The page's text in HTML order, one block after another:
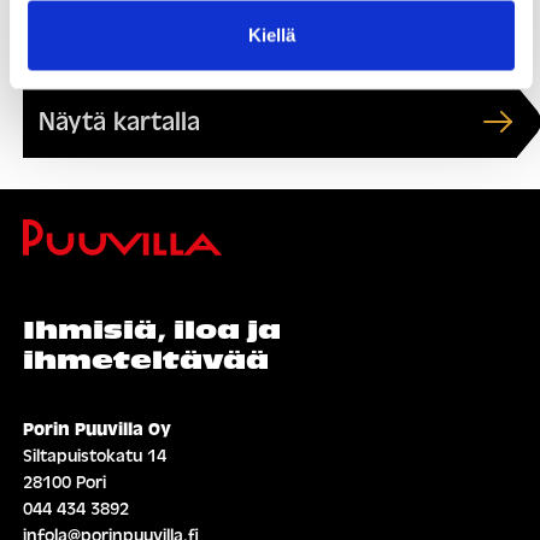
Kiellä
Näytä kartalla
Ihmisiä, iloa ja
ihmeteltävää
Porin Puuvilla Oy
Siltapuistokatu 14
28100 Pori
044 434 3892
infola@porinpuuvilla.fi